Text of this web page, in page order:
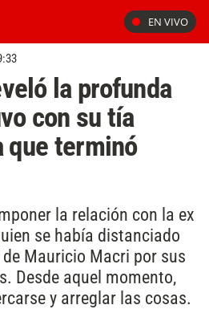
EN VIVO
la profunda
con su tía
que terminó
la relación con la ex
se había distanciado
Mauricio Macri por sus
Desde aquel momento,
y arreglar las cosas.